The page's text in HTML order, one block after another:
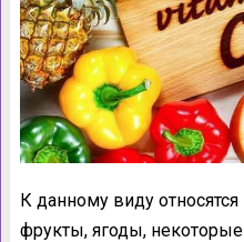
К данному виду
фрукты, ягоды,